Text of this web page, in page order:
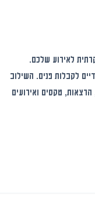
לאירוע שלכם.
לקבלות פנים. השילוב
טקסים ואירועים